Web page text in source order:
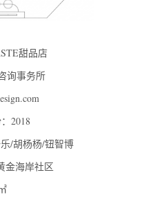
甜品店
询事务所
2018
/胡杨杨/钮智博
金海岸社区